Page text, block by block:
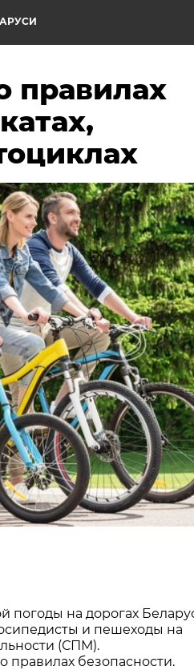
правилах
погоды на дорогах
и пешеходы на
(СПМ).
о правилах безопасности.